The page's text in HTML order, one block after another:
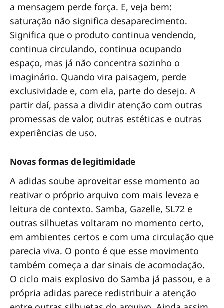
a mensagem perde força. E, veja bem:
saturação não significa desaparecimento.
Significa que o produto continua vendendo,
continua circulando, continua ocupando
espaço, mas já não concentra sozinho o
imaginário. Quando vira paisagem, perde
exclusividade e, com ela, parte do desejo. A
partir daí, passa a dividir atenção com outras
promessas de valor, outras estéticas e outras
experiências de uso.
Novas formas de legitimidade
A adidas soube aproveitar esse momento ao
reativar o próprio arquivo com mais leveza e
leitura de contexto. Samba, Gazelle, SL72 e
outras silhuetas voltaram no momento certo,
em ambientes certos e com uma circulação que
parecia viva. O ponto é que esse movimento
também começa a dar sinais de acomodação.
O ciclo mais explosivo do Samba já passou, e a
própria adidas parece redistribuir a atenção